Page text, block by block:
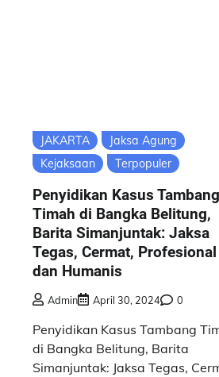
JAKARTA
Jaksa Agung
Kejaksaan
Terpopuler
Penyidikan Kasus
Timah di Bangka Belitung,
Barita Simanjuntak: Jaksa
Tegas, Cermat, Profesional
dan Humanis
Admin April 30, 2024 0
Penyidikan Kasus Tambang
di Bangka Belitung, Barita
Simanjuntak: Jaksa Tegas,